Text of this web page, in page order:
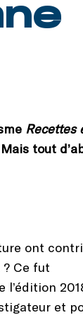
Recettes
Mais tout
ont
Ce fut
et